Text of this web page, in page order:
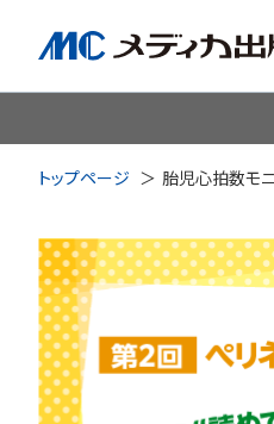
脳神経
透析・腎臓・血
耳鼻咽喉科
手術室・麻
トップページ 胎児心拍数モニ